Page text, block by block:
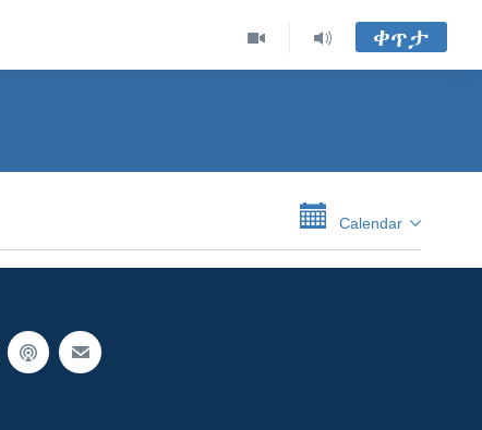
ቀጥታ
Calendar